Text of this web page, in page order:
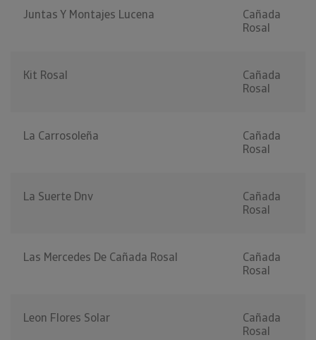
Juntas Y Montajes Lucena
Cañada
Rosal
Kit Rosal
Cañada
Rosal
La Carrosoleña
Cañada
Rosal
La Suerte Dnv
Cañada
Rosal
Las Mercedes De Cañada Rosal
Cañada
Rosal
Leon Flores Solar
Cañada
Rosal